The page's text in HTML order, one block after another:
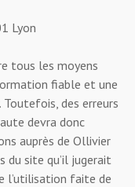
Lyon
tous les moyens
fiable et une
des erreurs
devra donc
auprès de Ollivier
site qu’il jugerait
l’utilisation faite de